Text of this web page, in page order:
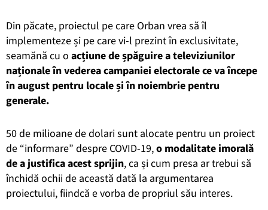
Din păcate, proiectul pe care Orban vrea să îl
implementeze și pe care vi-l prezint în exclusivitate,
seamănă cu o acțiune de șpăguire a televiziunilor
naționale în vederea campaniei electorale ce va începe
în august pentru locale și în noiembrie pentru
generale.
50 de milioane de dolari sunt alocate pentru un proiect
de “informare” despre COVID-19,o modalitate imorală
de a justifica acest sprijin, ca și cum presa ar trebui să
închidă ochii de această dată la argumentarea
proiectului, fiindcă e vorba de propriul său interes.